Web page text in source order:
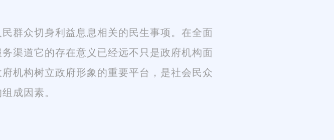
群众切身利益息息相关的民生事项。在全面
渠道它的存在意义已经远不只是政府机构面
机构树立政府形象的重要平台，是社会民众
成因素。